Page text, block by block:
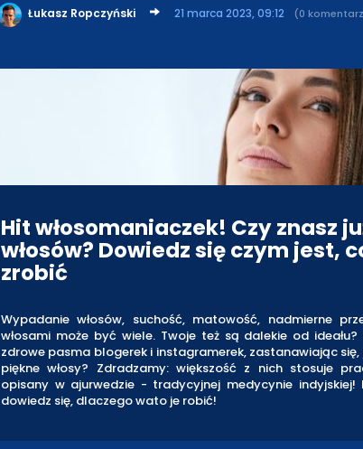
Łukasz Ropczyński 21 marca 2023, 09:12 (0
Hit włosomaniaczek! Czy znasz
włosów? Dowiedz się czym jest,
zrobić
Wypadanie włosów, suchość, matowość, nadmierne
włosami może być wiele. Twoje też są dalekie od
zdrowe pasma blogerek i instagramerek, zastanawiając
piękne włosy? Zdradzamy: większość z nich stosuje
opisany w ajurwedzie - tradycyjnej medycynie indyjskiej!
dowiedz się, dlaczego wato je robić!